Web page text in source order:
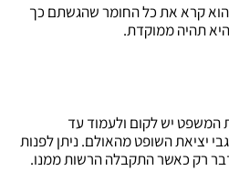
הוא קרא את כל החומר שהגשתם כך
תהיה ממוקדת.
המשפט יש לקום ולעמוד עד
יציאת השופט מהאולם. ניתן לפנות
רק כאשר התקבלה הרשות ממנו.